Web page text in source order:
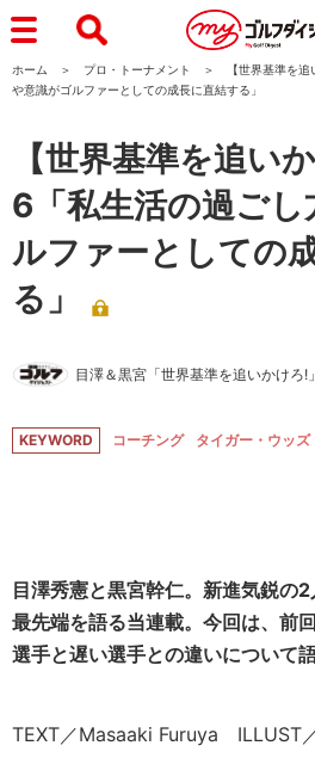
ホーム プロ・トーナメント
【世界基準を
や意識がゴルファーとしての成長に直結する」
【世界基準を追い
6「私生活の過ご
ルファーとしての
る」
目澤＆黒宮「世界基準を追いかけろ!」
KEYWORD コーチング タイガー・ウッズ
目澤秀憲と黒宮幹仁。新進気鋭の
最先端を語る当連載。 今回は、前
選手と遅い選手との違いについて
TEXT／Masaaki Furuya ILLUST